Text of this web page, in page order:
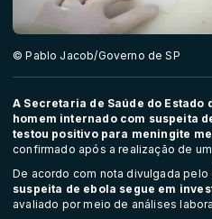
© Pablo Jacob/Governo de SP
A Secretaria de Saúde do Estado
homem internado com suspeita
testou positivo para meningite
confirmado após a realização de
De acordo com nota divulgada
suspeita de ebola segue em
avaliado por meio de análises